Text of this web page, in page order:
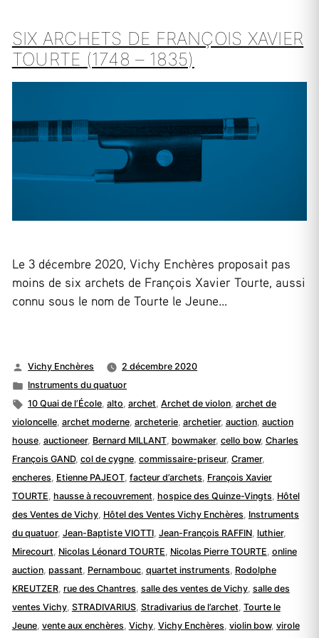
SIX ARCHETS DE FRANÇOIS XAVIER
TOURTE (1748 – 1835)
Le 3 décembre 2020, Vichy Enchères proposait pas
moins de six archets de François Xavier Tourte, aussi
connu sous le nom de Tourte le Jeune…
Publié
par
Vichy Enchères
2 décembre 2020
Publié
dans
Instruments du quatuor
Étiquettes :
10 Quai de l’École,alto,archet,Archet de violon,archet de
violoncelle, archet moderne, archeterie, archetier, auction, auction
house, auctioneer, Bernard MILLANT, bowmaker, cello bow, Charles
François GAND, col de cygne, commissaire-priseur, Cramer,
encheres, Etienne PAJEOT, facteur d’archets, François Xavier
TOURTE, hausse à recouvrement, hospice des Quinze-Vingts, Hôtel
des Ventes de Vichy, Hôtel des Ventes Vichy Enchères, Instruments
du quatuor, Jean-Baptiste VIOTTI, Jean-François RAFFIN, luthier,
Mirecourt, Nicolas Léonard TOURTE, Nicolas Pierre TOURTE, online
auction, passant, Pernambouc, quartet instruments, Rodolphe
KREUTZER, rue des Chantres, salle des ventes de Vichy, salle des
ventes Vichy, STRADIVARIUS, Stradivarius de l’archet, Tourte le
Jeune, vente aux enchères, Vichy, Vichy Enchères, violin bow, virole